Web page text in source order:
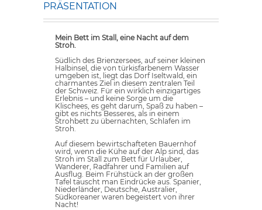
PRÄSENTATION
Mein Bett im Stall, eine Nacht auf dem
Stroh.
Südlich des Brienzersees, auf seiner kleinen
Halbinsel, die von türkisfarbenem Wasser
umgeben ist, liegt das Dorf Iseltwald, ein
charmantes Ziel in diesem zentralen Teil
der Schweiz. Für ein wirklich einzigartiges
Erlebnis – und keine Sorge um die
Klischees, es geht darum, Spaß zu haben –
gibt es nichts Besseres, als in einem
Strohbett zu übernachten, Schlafen im
Stroh.
Auf diesem bewirtschafteten Bauernhof
wird, wenn die Kühe auf der Alp sind, das
Stroh im Stall zum Bett für Urlauber,
Wanderer, Radfahrer und Familien auf
Ausflug. Beim Frühstück an der großen
Tafel tauscht man Eindrücke aus. Spanier,
Niederländer, Deutsche, Australier,
Südkoreaner waren begeistert von ihrer
Nacht!